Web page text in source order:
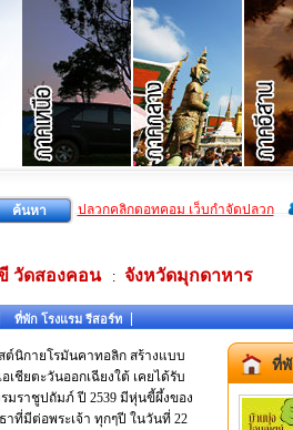
ปลวกคลิกดอทคอม เว็บกำจัดปลวก
วัดสองคอน : จังหวัดมุกดาหาร
ที่พัก โรงแรม รีสอร์ท
ที่
นิกายโรมันคาทอลิก สร้างแบบ
ชียตะวันออกเฉียงใต้ เคยได้รับ
มราชูปถัมภ์ ปี 2539 มีหุ่นขี้ผึ้งของ
ที่มีต่อพระเจ้า ทุกๆปี ในวันที่ 22